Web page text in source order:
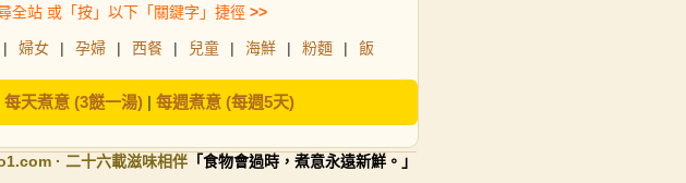
全站 或「按」以下「關鍵字」捷徑 >>
| 婦女 | 孕婦 | 西餐 | 兒童 | 海鮮 | 粉麵 | 飯
每天煮意 (3餸一湯)| 每週煮意 (每週5天)
.com · 二十六載滋味相伴 「食物會過時，煮意永遠新鮮。」